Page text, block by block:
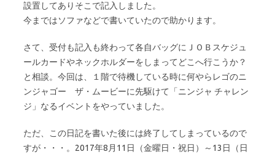
設置してありそこで記入しました。
今まではソファなどで書いていたので助かります。
さて、受付も記入も終わって各自バッグにＪＯＢスケジュ
ールカードやネックホルダーをしまってどこへ行こうか？
と相談。今回は、１階で待機している時に何やらレゴのニ
ンジャゴー ザ・ムービーに先駆けて「ニンジャ チャレン
ジ」なるイベントをやっていました。
ただ、この日記を書いた後には終了してしまっているので
すが・・・。2017年8月11日（金曜日・祝日）～13日（日